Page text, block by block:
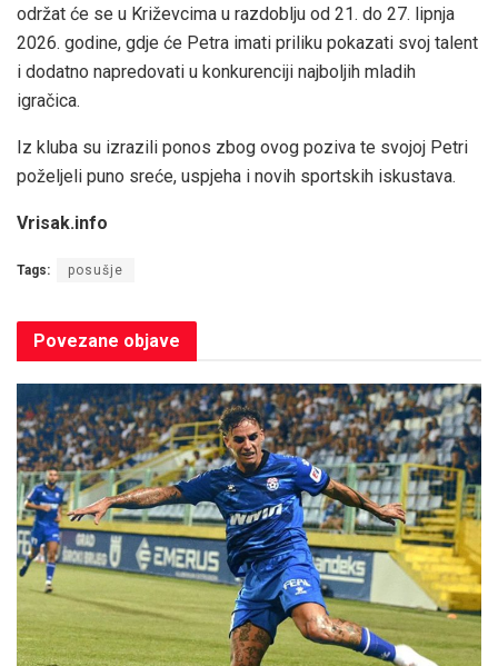
održat će se u Križevcima u razdoblju od 21. do 27. lipnja
2026. godine, gdje će Petra imati priliku pokazati svoj talent
i dodatno napredovati u konkurenciji najboljih mladih
igračica.
Iz kluba su izrazili ponos zbog ovog poziva te svojoj Petri
poželjeli puno sreće, uspjeha i novih sportskih iskustava.
Vrisak.info
Tags: posušje
Povezane objave